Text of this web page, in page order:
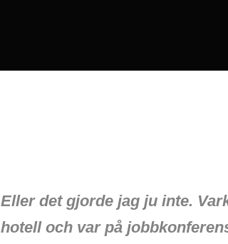
Eller det gjorde jag ju inte.
hotell och var på